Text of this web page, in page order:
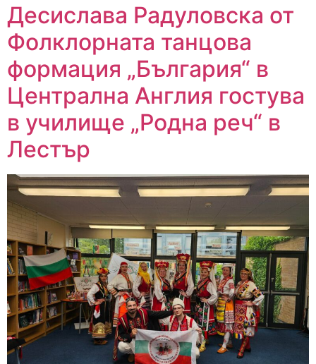
Десислава Радуловска от
Фолклорната танцова
формация „България“ в
Централна Англия гостува
в училище „Родна реч“ в
Лестър